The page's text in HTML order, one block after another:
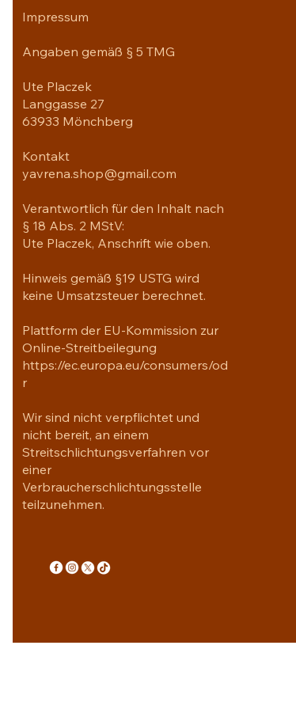
Impressum
Angaben gemäß § 5 TMG
Ute Placzek
Langgasse 27
63933 Mönchberg
Kontakt
yavrena.shop@gmail.com
Verantwortlich für den Inhalt nach
§ 18 Abs. 2 MStV:
Ute Placzek, Anschrift wie oben.
Hinweis gemäß §19 USTG wird
keine Umsatzsteuer berechnet.
Plattform der EU-Kommission zur
Online-Streitbeilegung
https://ec.europa.eu/consumers/od
r
Wir sind nicht verpflichtet und
nicht bereit, an einem
Streitschlichtungsverfahren vor
einer
Verbraucherschlichtungsstelle
teilzunehmen.